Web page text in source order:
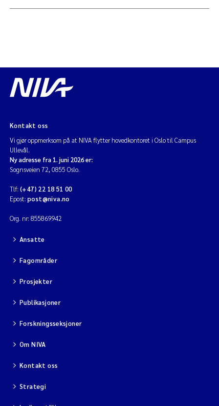
Kontakt oss
Vi gjør oppmerksom på at NIVA flytter hovedkontoret i Oslo til Campus
Ullevål.
Ny adresse fra 1. juni 2026 er:
Sognsveien 72, 0855 Oslo.
Tlf: (+47) 22 18 51 00
Epost: post@niva.no
Org. nr: 855869942
Ansatte
Fagområder
Prosjekter
Publikasjoner
Forskningsseksjoner
Om NIVA
Kontakt oss
Strategi